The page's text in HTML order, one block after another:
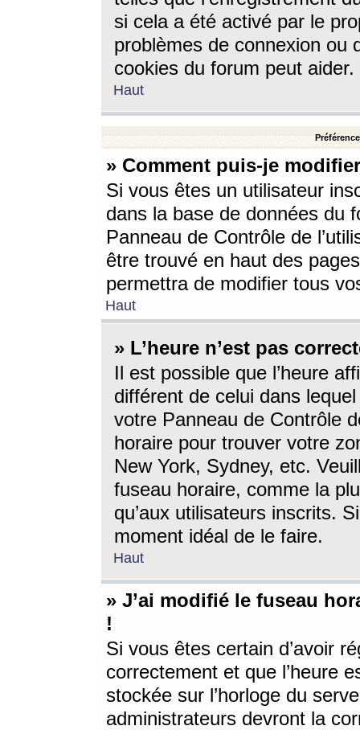
si cela a été activé par le
problèmes de connexion ou
cookies du forum peut aider.
Haut
» Comment puis-je
Si vous êtes un utilisateur
dans la base de données du
Panneau de Contrôle de
être trouvé en haut des
permettra de modifier tous
Haut
» L’heure n’est pas
Il est possible que l’heure
différent de celui dans
votre Panneau de Contrôle
horaire pour trouver votre
New York, Sydney, etc.
fuseau horaire, comme la
qu’aux utilisateurs inscrits.
moment idéal de le faire.
Haut
» J’ai modifié le fuseau
!
Si vous êtes certain d’avoir
correctement et que l’heure
stockée sur l’horloge du
administrateurs devront la